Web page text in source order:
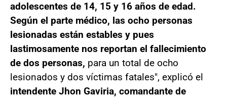
adolescentes de 14, 15 y 16 años de edad.
Según el parte médico, las ocho personas
lesionadas están estables y pues
lastimosamente nos reportan el fallecimiento
de dos personas, para un total de ocho
lesionados y dos víctimas fatales", explicó el
intendente Jhon Gaviria, comandante de